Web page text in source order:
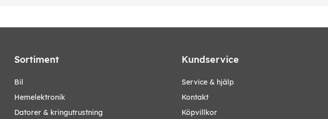
Sortiment
bil
hemelektronik
datorer & kringutrustning
Kundservice
Service & hjälp
Kontakt
Köpvillkor